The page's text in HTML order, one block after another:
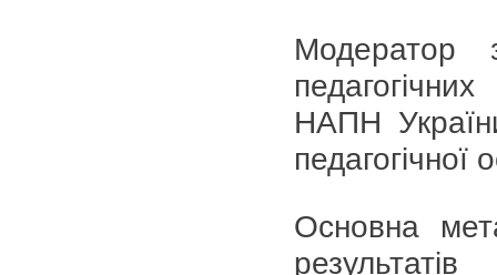
Модератор
НАПН
педагогічної
Основна